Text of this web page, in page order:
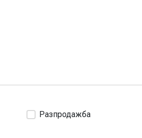
Разпродажба